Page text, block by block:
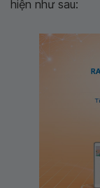
hiện như sau: